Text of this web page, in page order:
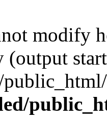
modify
(output